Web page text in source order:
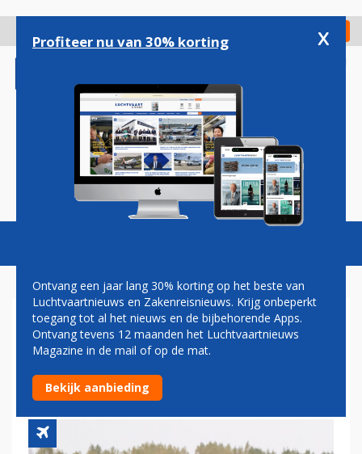
gaan
Check in
Magazine Podcasts Vacatures
VIETNAM AIRLINES
OVERWEEGT NIEUWE ORDER
BIJ AIRBUS OF BOEING
Profiteer nu van 30% korting x
Ontvang een jaar lang 30% korting op het beste van
Luchtvaartnieuws en Zakenreisnieuws. Krijg onbeperkt
toegang tot al het nieuws en de bijbehorende Apps.
Ontvang tevens 12 maanden het Luchtvaartnieuws
Magazine in de mail of op de mat.
Bekijk aanbieding